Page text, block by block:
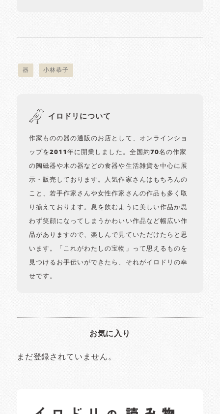
器 小林恭子
イロドリについて
作家ものの器の通販のお店として、オンラインショ
ップを2011年に開業しました。全国約70名の作家
の陶磁器や木の器などの食器や生活雑貨を中心に展
示・販売しております。人気作家さんはもちろんの
こと、若手作家さんや女性作家さんの作品も多く取
り揃えております。息を飲むように美しい作品か思
わず笑顔になってしまうかわいい作品など幅広い作
品がありますので、楽しんで見ていただけたらと思
います。「これがわたしの宝物」って思えるものを
見つけるお手伝いができたら、それがイロドリの幸
せです。
お気に入り
まだ登録されていません。
日常の様子など随時更新中です。